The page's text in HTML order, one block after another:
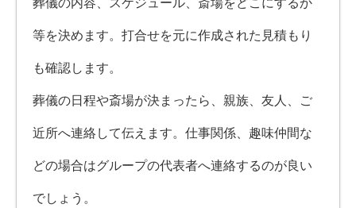
等を決めます。打合せを元に作成された見積もり
も確認します。
葬儀の日程や斎場が決まったら、親族、友人、ご
近所へ連絡して伝えます。仕事関係、趣味仲間な
どの場合はグループの代表者へ連絡するのが良い
でしょう。